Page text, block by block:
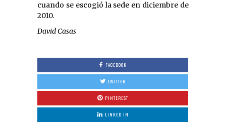
cuando se escogió la sede en diciembre de
2010.
David Casas
FACEBOOK
TWITTER
PINTEREST
LINKED IN